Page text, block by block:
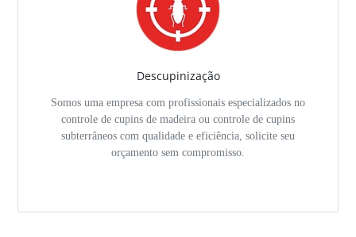
Descupinização
Somos uma empresa com profissionais especializados no
controle de cupins de madeira ou controle de cupins
subterrâneos com qualidade e eficiência, solicite seu
orçamento sem compromisso.